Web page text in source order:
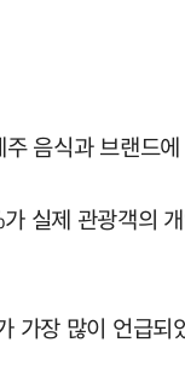
음식과 브랜드
실제 관광객의
가장 많이 언급